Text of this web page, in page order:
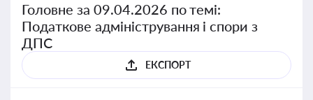
Головне за 09.04.2026 по темі:
Податкове адміністрування і спори з
ДПС
ЕКСПОРТ